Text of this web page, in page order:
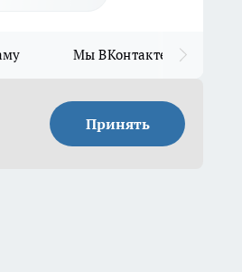
Мы ВКонтакте
Принять